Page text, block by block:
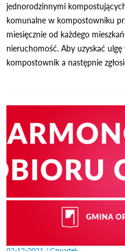
jednorodzinnymi
komunalne w kompostowniku
miesięcznie od każdego
nieruchomość. Aby uzyskać ulgę
kompostownik a następnie